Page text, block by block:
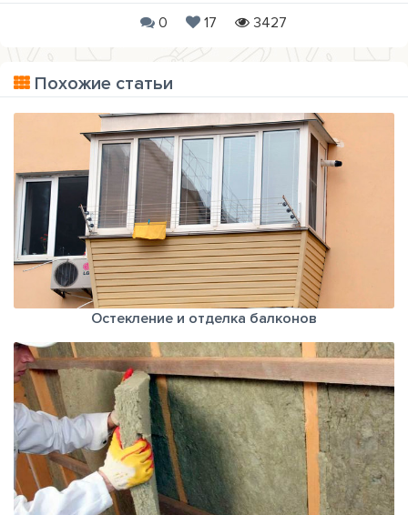
0 17 3427
Похожие статьи
Остекление и отделка балконов